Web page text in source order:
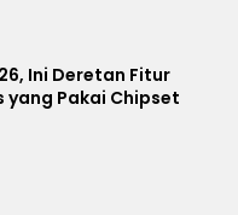
Ini Deretan Fitur
yang Pakai Chipset